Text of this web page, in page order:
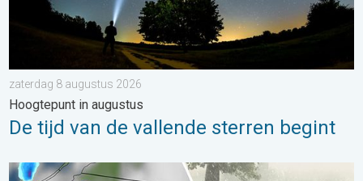
zaterdag 8 augustus 2026
Hoogtepunt in augustus
De tijd van de vallende sterren begint
Hagel als tennisballen in Polen. Zwaar onweer treft steden. . .